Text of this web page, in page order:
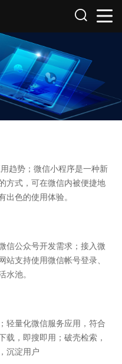
趋势；微信小程序是一种新
方式，可在微信内被便捷地
色的使用体验。
信公众号开发需求；接入微
站支持使用微信帐号登录、
池。
轻量化微信服务应用，符合
载，即搜即用；破壳检索，
沉淀用户